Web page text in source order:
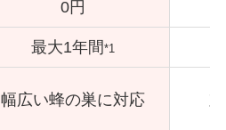
0円
最大1年間*1
幅広い蜂の巣に対応